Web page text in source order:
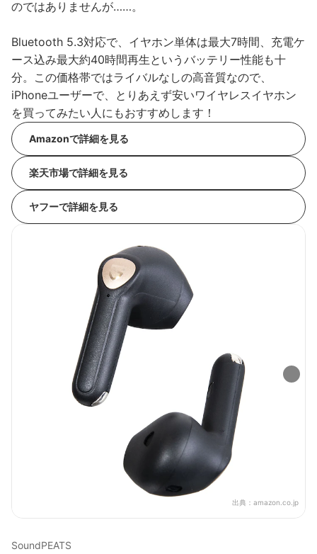
のではありませんが……。
Bluetooth 5.3対応で、イヤホン単体は最大7時間、充電ケ
ース込み最大約40時間再生というバッテリー性能も十
分。この価格帯ではライバルなしの高音質なので、
iPhoneユーザーで、とりあえず安いワイヤレスイヤホン
を買ってみたい人にもおすすめします！
Amazonで詳細を見る
楽天市場で詳細を見る
ヤフーで詳細を見る
出典： amazon.co.jp
SoundPEATS